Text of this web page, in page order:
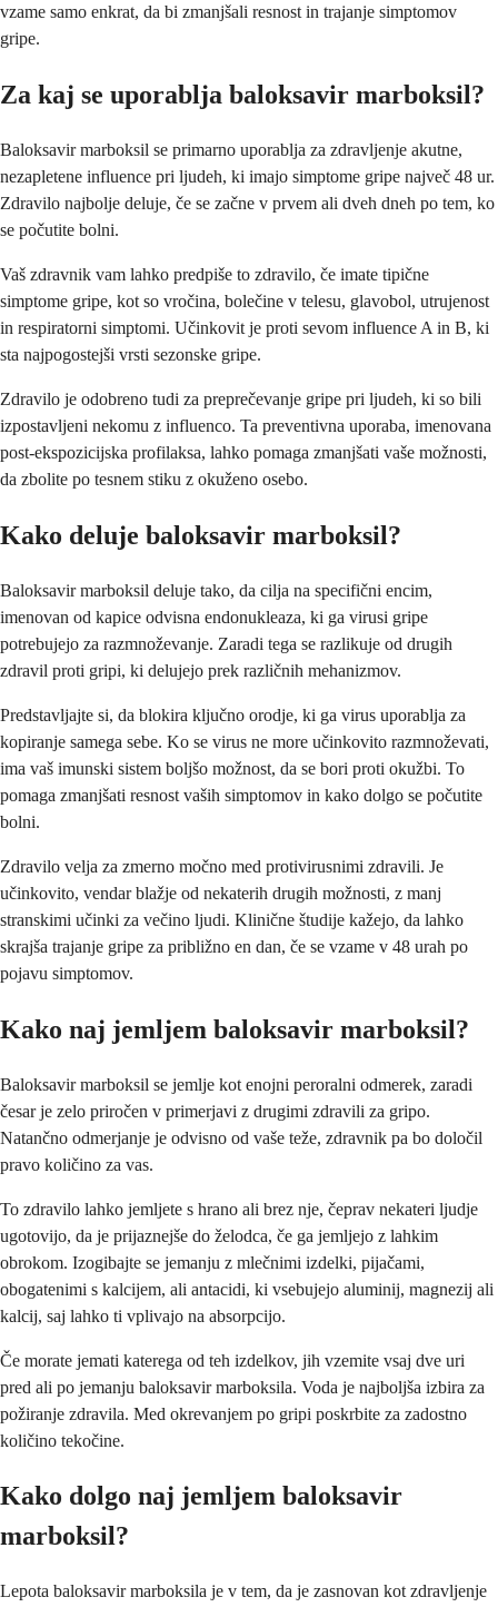
vzame samo enkrat, da bi zmanjšali resnost in trajanje simptomov
gripe.
Za kaj se uporablja baloksavir marboksil?
Baloksavir marboksil se primarno uporablja za zdravljenje akutne,
nezapletene influence pri ljudeh, ki imajo simptome gripe največ 48 ur.
Zdravilo najbolje deluje, če se začne v prvem ali dveh dneh po tem, ko
se počutite bolni.
Vaš zdravnik vam lahko predpiše to zdravilo, če imate tipične
simptome gripe, kot so vročina, bolečine v telesu, glavobol, utrujenost
in respiratorni simptomi. Učinkovit je proti sevom influence A in B, ki
sta najpogostejši vrsti sezonske gripe.
Zdravilo je odobreno tudi za preprečevanje gripe pri ljudeh, ki so bili
izpostavljeni nekomu z influenco. Ta preventivna uporaba, imenovana
post-ekspozicijska profilaksa, lahko pomaga zmanjšati vaše možnosti,
da zbolite po tesnem stiku z okuženo osebo.
Kako deluje baloksavir marboksil?
Baloksavir marboksil deluje tako, da cilja na specifični encim,
imenovan od kapice odvisna endonukleaza, ki ga virusi gripe
potrebujejo za razmnoževanje. Zaradi tega se razlikuje od drugih
zdravil proti gripi, ki delujejo prek različnih mehanizmov.
Predstavljajte si, da blokira ključno orodje, ki ga virus uporablja za
kopiranje samega sebe. Ko se virus ne more učinkovito razmnoževati,
ima vaš imunski sistem boljšo možnost, da se bori proti okužbi. To
pomaga zmanjšati resnost vaših simptomov in kako dolgo se počutite
bolni.
Zdravilo velja za zmerno močno med protivirusnimi zdravili. Je
učinkovito, vendar blažje od nekaterih drugih možnosti, z manj
stranskimi učinki za večino ljudi. Klinične študije kažejo, da lahko
skrajša trajanje gripe za približno en dan, če se vzame v 48 urah po
pojavu simptomov.
Kako naj jemljem baloksavir marboksil?
Baloksavir marboksil se jemlje kot enojni peroralni odmerek, zaradi
česar je zelo priročen v primerjavi z drugimi zdravili za gripo.
Natančno odmerjanje je odvisno od vaše teže, zdravnik pa bo določil
pravo količino za vas.
To zdravilo lahko jemljete s hrano ali brez nje, čeprav nekateri ljudje
ugotovijo, da je prijaznejše do želodca, če ga jemljejo z lahkim
obrokom. Izogibajte se jemanju z mlečnimi izdelki, pijačami,
obogatenimi s kalcijem, ali antacidi, ki vsebujejo aluminij, magnezij ali
kalcij, saj lahko ti vplivajo na absorpcijo.
Če morate jemati katerega od teh izdelkov, jih vzemite vsaj dve uri
pred ali po jemanju baloksavir marboksila. Voda je najboljša izbira za
požiranje zdravila. Med okrevanjem po gripi poskrbite za zadostno
količino tekočine.
Kako dolgo naj jemljem baloksavir
marboksil?
Lepota baloksavir marboksila je v tem, da je zasnovan kot zdravljenje